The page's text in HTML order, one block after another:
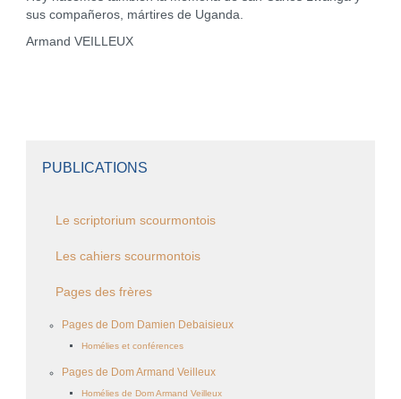
sus compañeros, mártires de Uganda.
Armand VEILLEUX
PUBLICATIONS
Le scriptorium scourmontois
Les cahiers scourmontois
Pages des frères
Pages de Dom Damien Debaisieux
Homélies et conférences
Pages de Dom Armand Veilleux
Homélies de Dom Armand Veilleux